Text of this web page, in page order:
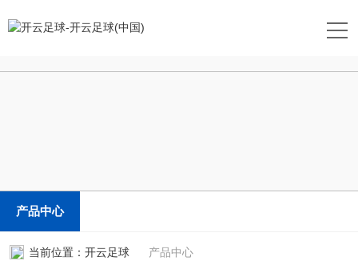
产品中心
当前位置： 开云足球 产品中心